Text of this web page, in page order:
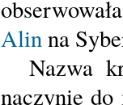
Alinna
Nazwa
naczynie do